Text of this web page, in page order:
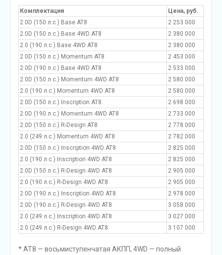
Комплектация
Цена, руб.
2.0D (150 л.с.) Base AT8
2 253 000
2.0D (150 л.с.) Base 4WD AT8
2 380 000
2.0 (190 л.с.) Base 4WD AT8
2 380 000
2.0D (150 л.с.) Momentum AT8
2 453 000
2.0D (190 л.с.) Base 4WD AT8
2 533 000
2.0D (150 л.с.) Momentum 4WD AT8
2 580 000
2.0 (190 л.с.) Momentum 4WD AT8
2 580 000
2.0D (150 л.с.) Inscription AT8
2 698 000
2.0D (190 л.с.) Momentum 4WD AT8
2 733 000
2.0D (150 л.с.) R-Design AT8
2 778 000
2.0 (249 л.с.) Momentum 4WD AT8
2 782 000
2.0D (150 л.с.) Inscription 4WD AT8
2 825 000
2.0 (190 л.с.) Inscription 4WD AT8
2 825 000
2.0D (150 л.с.) R-Design 4WD AT8
2 905 000
2.0 (190 л.с.) R-Design 4WD AT8
2 905 000
2.0D (190 л.с.) Inscription 4WD AT8
2 978 000
2.0D (190 л.с.) R-Design 4WD AT8
3 058 000
2.0 (249 л.с.) Inscription 4WD AT8
3 027 000
2.0 (249 л.с.) R-Design 4WD AT8
3 107 000
* AT8 — восьмиступенчатая АКПП, 4WD — полный